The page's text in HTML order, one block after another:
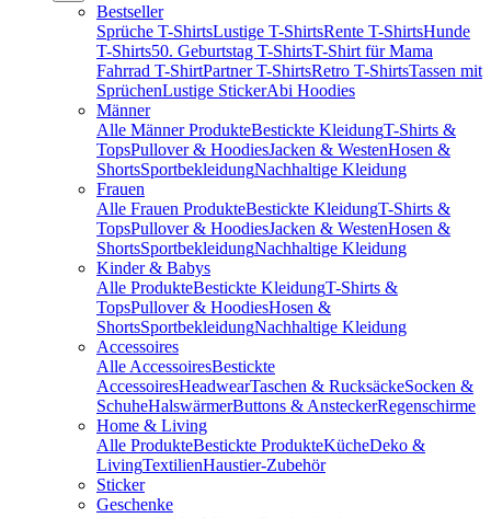
Bestseller
Sprüche T-ShirtsLustige T-ShirtsRente T-ShirtsHunde
T-Shirts50. Geburtstag T-ShirtsT-Shirt für Mama
Fahrrad T-ShirtPartner T-ShirtsRetro T-ShirtsTassen mit
SprüchenLustige StickerAbi Hoodies
Männer
Alle Männer ProdukteBestickte KleidungT-Shirts &
TopsPullover & HoodiesJacken & WestenHosen &
ShortsSportbekleidungNachhaltige Kleidung
Frauen
Alle Frauen ProdukteBestickte KleidungT-Shirts &
TopsPullover & HoodiesJacken & WestenHosen &
ShortsSportbekleidungNachhaltige Kleidung
Kinder & Babys
Alle ProdukteBestickte KleidungT-Shirts &
TopsPullover & HoodiesHosen &
ShortsSportbekleidungNachhaltige Kleidung
Accessoires
Alle AccessoiresBestickte
AccessoiresHeadwearTaschen & RucksäckeSocken &
SchuheHalswärmerButtons & AnsteckerRegenschirme
Home & Living
Alle ProdukteBestickte ProdukteKücheDeko &
LivingTextilienHaustier-Zubehör
Sticker
Geschenke